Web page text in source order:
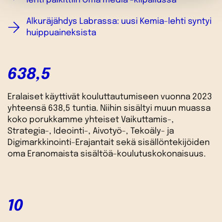
Alkuräjähdys Labrassa: uusi Kemia-lehti syntyi
huippuaineksista
638,5
Eralaiset käyttivät kouluttautumiseen vuonna 2023
yhteensä 638,5 tuntia. Niihin sisältyi muun muassa
koko porukkamme yhteiset Vaikuttamis-,
Strategia-, Ideointi-, Aivotyö-, Tekoäly- ja
Digimarkkinointi-Erajantait sekä sisällöntekijöiden
oma Eranomaista sisältöä-koulutuskokonaisuus.
10